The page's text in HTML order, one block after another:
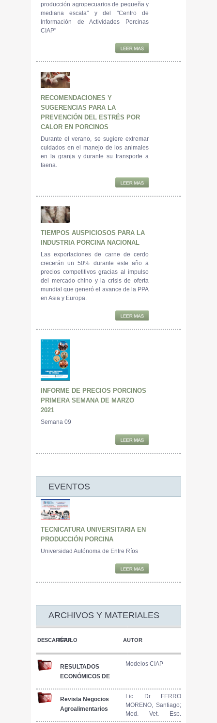
producción agropecuarios de pequeña y
mediana escala" y del "Centro de
Información de Actividades Porcinas
CIAP"
RECOMENDACIONES Y
SUGERENCIAS PARA LA
PREVENCIÓN DEL ESTRÉS POR
CALOR EN PORCINOS
Durante el verano, se sugiere extremar
cuidados en el manejo de los animales
en la granja y durante su transporte a
faena.
TIEMPOS AUSPICIOSOS PARA LA
INDUSTRIA PORCINA NACIONAL
Las exportaciones de carne de cerdo
crecerán un 50% durante este año a
precios competitivos gracias al impulso
del mercado chino y la crisis de oferta
mundial que generó el avance de la PPA
en Asia y Europa.
INFORME DE PRECIOS PORCINOS
PRIMERA SEMANA DE MARZO
2021
Semana 09
EVENTOS
TECNICATURA UNIVERSITARIA EN
PRODUCCIÓN PORCINA
Universidad Autónoma de Entre Ríos
ARCHIVOS Y MATERIALES
DESCARGAR
TÍTULO AUTOR
RESULTADOS
ECONÓMICOS DE
PRODUCTIVOS
PORCINOS.
Modelos CIAP
Revista Negocios
Agroalimentarios
Lic. Dr. FERRO
MORENO, Santiago;
Med. Vet. Esp.